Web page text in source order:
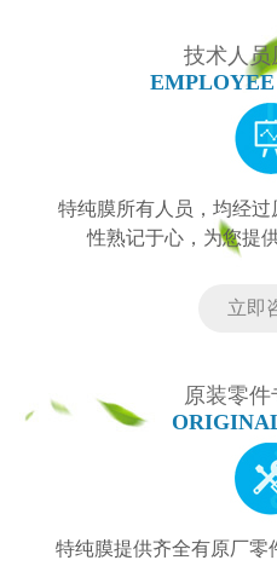
技术人员
特纯膜所有人员，均经
性熟记于心，为您提
立即
原装零
特纯膜提供齐全有原厂零